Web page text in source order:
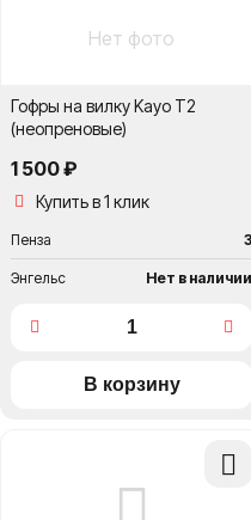
Нет фото
Гофры на вилку Kayo T2
(неопреновые)
1 500 ₽
Купить в 1 клик
Пенза 3
Энгельс Нет в наличии